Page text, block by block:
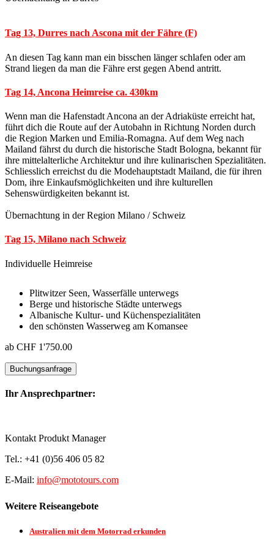
Tag 13, Durres nach Ascona mit der Fähre (F)
An diesen Tag kann man ein bisschen länger schlafen oder am
Strand liegen da man die Fähre erst gegen Abend antritt.
Tag 14, Ancona Heimreise ca. 430km
Wenn man die Hafenstadt Ancona an der Adriaküste erreicht hat,
führt dich die Route auf der Autobahn in Richtung Norden durch
die Region Marken und Emilia-Romagna. Auf dem Weg nach
Mailand fährst du durch die historische Stadt Bologna, bekannt für
ihre mittelalterliche Architektur und ihre kulinarischen Spezialitäten.
Schliesslich erreichst du die Modehauptstadt Mailand, die für ihren
Dom, ihre Einkaufsmöglichkeiten und ihre kulturellen
Sehenswürdigkeiten bekannt ist.
Übernachtung in der Region Milano / Schweiz
Tag 15, Milano nach Schweiz
Individuelle Heimreise
Plitwitzer Seen, Wasserfälle unterwegs
Berge und historische Städte unterwegs
Albanische Kultur- und Küchenspezialitäten
den schönsten Wasserweg am Komansee
ab CHF 1'750.00
Ihr Ansprechpartner:
Kontakt Produkt Manager
Tel.: +41 (0)56 406 05 82
E-Mail: info@mototours.com
Weitere Reiseangebote
Australien mit dem Motorrad erkunden